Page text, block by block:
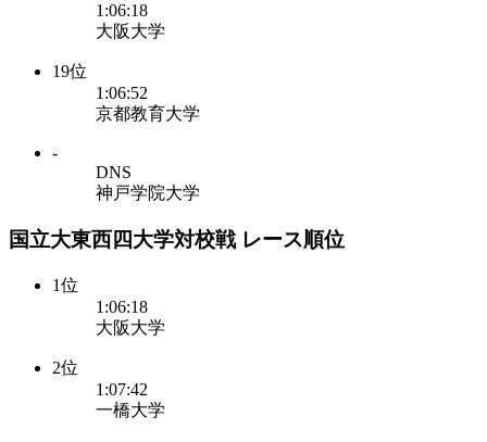
1:06:18
大阪大学
19位
1:06:52
京都教育大学
-
DNS
神戸学院大学
国立大東西四大学対校戦 レース順位
1位
1:06:18
大阪大学
2位
1:07:42
一橋大学